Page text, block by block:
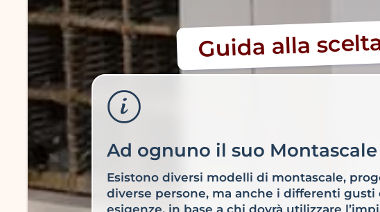
Guida alla
Ad ognuno il suo Montascale
Esistono diversi modelli di montascale,
diverse persone, ma anche i differenti
esigenze, in base a chi dovrà utilizzare